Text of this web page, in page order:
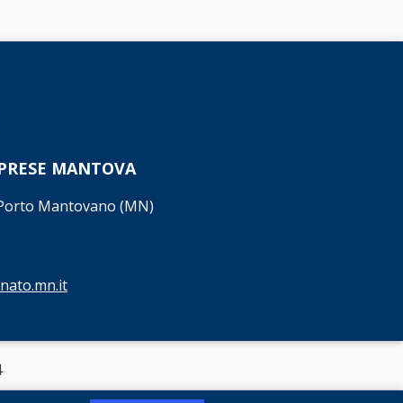
MANTOVA
Mantovano (MN)